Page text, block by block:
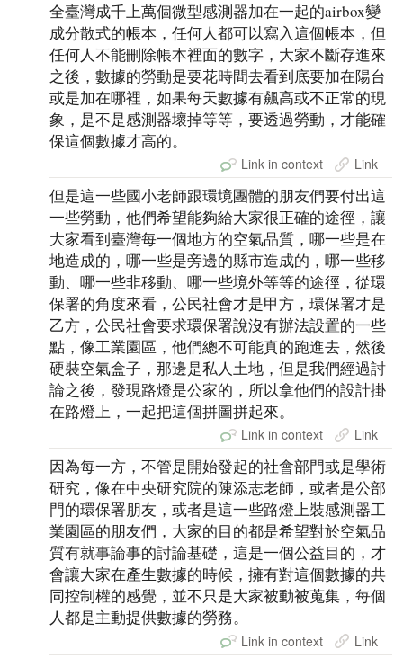
全臺灣成千上萬個微型感測器加在一起的airbox變
成分散式的帳本，任何人都可以寫入這個帳本，但
任何人不能刪除帳本裡面的數字，大家不斷存進來
之後，數據的勞動是要花時間去看到底要加在陽台
或是加在哪裡，如果每天數據有飆高或不正常的現
象，是不是感測器壞掉等等，要透過勞動，才能確
保這個數據才高的。
Link in context Link
但是這一些國小老師跟環境團體的朋友們要付出這
一些勞動，他們希望能夠給大家很正確的途徑，讓
大家看到臺灣每一個地方的空氣品質，哪一些是在
地造成的，哪一些是旁邊的縣市造成的，哪一些移
動、哪一些非移動、哪一些境外等等的途徑，從環
保署的角度來看，公民社會才是甲方，環保署才是
乙方，公民社會要求環保署說沒有辦法設置的一些
點，像工業園區，他們總不可能真的跑進去，然後
硬裝空氣盒子，那邊是私人土地，但是我們經過討
論之後，發現路燈是公家的，所以拿他們的設計掛
在路燈上，一起把這個拼圖拼起來。
Link in context Link
因為每一方，不管是開始發起的社會部門或是學術
研究，像在中央研究院的陳添志老師，或者是公部
門的環保署朋友，或者是這一些路燈上裝感測器工
業園區的朋友們，大家的目的都是希望對於空氣品
質有就事論事的討論基礎，這是一個公益目的，才
會讓大家在產生數據的時候，擁有對這個數據的共
同控制權的感覺，並不只是大家被動被蒐集，每個
人都是主動提供數據的勞務。
Link in context Link